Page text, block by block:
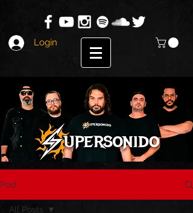
Login
Post
All Posts